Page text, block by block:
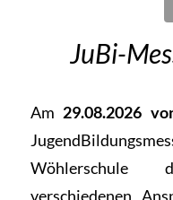
JuBi-
Am 29.08.2026
verschiedenen